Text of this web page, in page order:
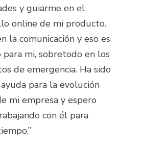
y guiarme en el
online de mi producto.
la comunicación y eso es
para mi, sobretodo en los
de emergencia. Ha sido
para la evolución
mi empresa y espero
con él para